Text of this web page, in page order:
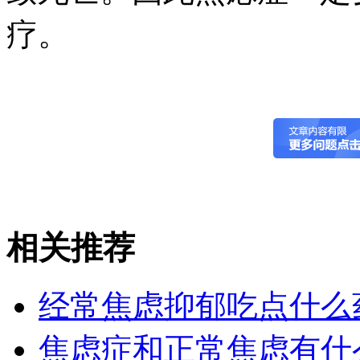
疗。
相关推荐
经常焦虑抑郁吃点什
焦虑症和正常焦虑有